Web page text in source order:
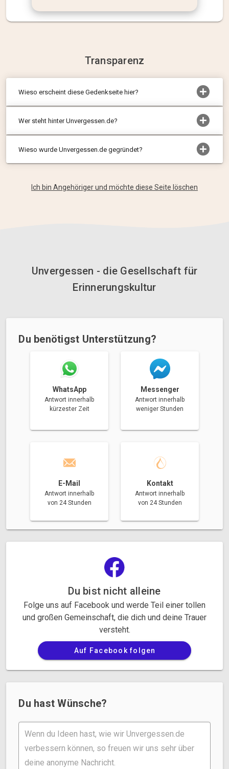
Transparenz
Wieso erscheint diese Gedenkseite hier?
Wer steht hinter Unvergessen.de?
Wieso wurde Unvergessen.de gegründet?
Ich bin Angehöriger und möchte diese Seite löschen
Unvergessen - die Gesellschaft für
Erinnerungskultur
Du benötigst Unterstützung?
WhatsApp
Antwort innerhalb
kürzester Zeit
Messenger
Antwort innerhalb
weniger Stunden
E-Mail
Antwort innerhalb
von 24 Stunden
Kontakt
Antwort innerhalb
von 24 Stunden
Du bist nicht alleine
Folge uns auf Facebook und werde Teil einer tollen
und großen Gemeinschaft, die dich und deine Trauer
versteht.
Auf Facebook folgen
Du hast Wünsche?